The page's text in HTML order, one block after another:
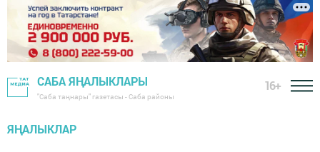
САБА ЯҢАЛЫКЛАРЫ
"Саба таңнары" газетасы - Саба районы
16+
ЯҢАЛЫКЛАР